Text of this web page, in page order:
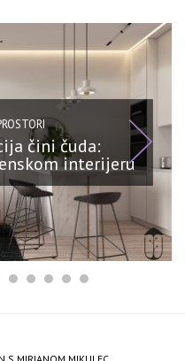
čini čuda:
interijeru